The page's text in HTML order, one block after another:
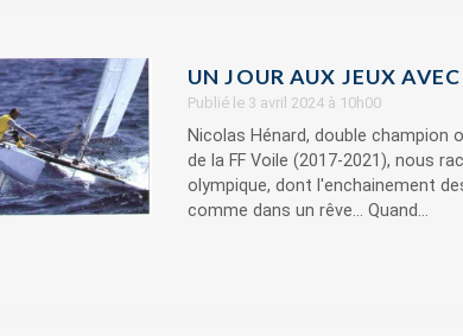
UN JOUR AUX JEUX
Publié le 3 avril 2024 à 10h00
Nicolas Hénard, double champion
de la FF Voile (2017-2021), nous
olympique, dont l'enchainement
comme dans un rêve... Quand...